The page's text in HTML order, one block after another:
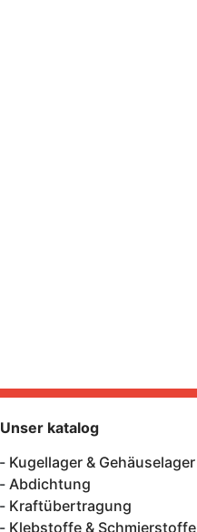
Unser katalog
Kugellager & Gehäuselager
Abdichtung
Kraftübertragung
Klebstoffe & Schmierstoffe